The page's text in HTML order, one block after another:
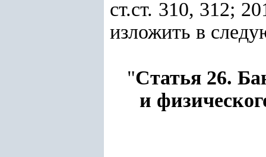
ст.ст. 310, 312;
изложить в
"Статья 26.
и